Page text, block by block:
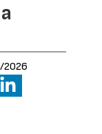
2026